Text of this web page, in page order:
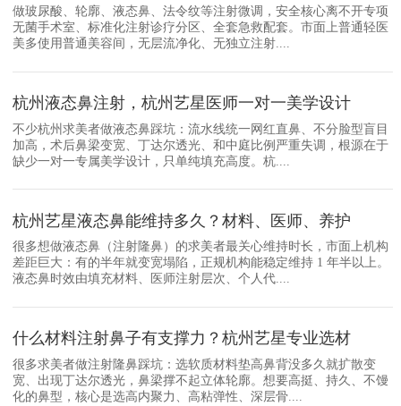
做玻尿酸、轮廓、液态鼻、法令纹等注射微调，安全核心离不开专项
无菌手术室、标准化注射诊疗分区、全套急救配套。市面上普通轻医
美多使用普通美容间，无层流净化、无独立注射....
杭州液态鼻注射，杭州艺星医师一对一美学设计
不少杭州求美者做液态鼻踩坑：流水线统一网红直鼻、不分脸型盲目
加高，术后鼻梁变宽、丁达尔透光、和中庭比例严重失调，根源在于
缺少一对一专属美学设计，只单纯填充高度。杭....
杭州艺星液态鼻能维持多久？材料、医师、养护
很多想做液态鼻（注射隆鼻）的求美者最关心维持时长，市面上机构
差距巨大：有的半年就变宽塌陷，正规机构能稳定维持 1 年半以上。
液态鼻时效由填充材料、医师注射层次、个人代....
什么材料注射鼻子有支撑力？杭州艺星专业选材
很多求美者做注射隆鼻踩坑：选软质材料垫高鼻背没多久就扩散变
宽、出现丁达尔透光，鼻梁撑不起立体轮廓。想要高挺、持久、不馒
化的鼻型，核心是选高内聚力、高粘弹性、深层骨....